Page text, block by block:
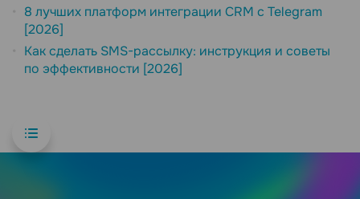
8 лучших платформ интеграции CRM с Telegram
[2026]
Как сделать SMS-рассылку: инструкция и советы
по эффективности [2026]